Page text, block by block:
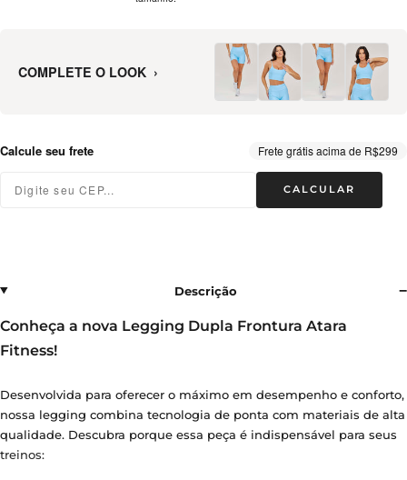
COMPLETE O LOOK ›
Calcule seu frete Frete grátis acima de R$299
CALCULAR
Descrição
Conheça a nova Legging Dupla Frontura Atara
Fitness!
Desenvolvida para oferecer o máximo em desempenho e conforto,
nossa legging combina tecnologia de ponta com materiais de alta
qualidade. Descubra porque essa peça é indispensável para seus
treinos: